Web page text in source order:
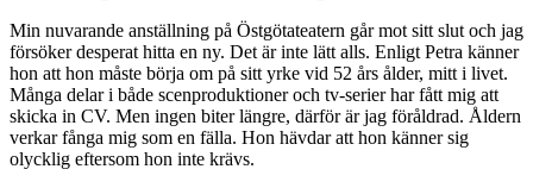
Min nuvarande anställning på Östgötateatern går mot sitt slut och jag
försöker desperat hitta en ny. Det är inte lätt alls. Enligt Petra känner
hon att hon måste börja om på sitt yrke vid 52 års ålder, mitt i livet.
Många delar i både scenproduktioner och tv-serier har fått mig att
skicka in CV. Men ingen biter längre, därför är jag föråldrad. Åldern
verkar fånga mig som en fälla. Hon hävdar att hon känner sig
olycklig eftersom hon inte krävs.